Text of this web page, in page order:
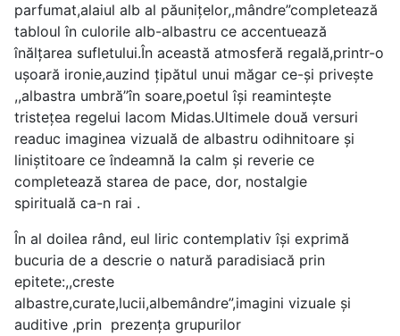
parfumat,alaiul alb al păunițelor,,mândre”completează
tabloul în culorile alb-albastru ce accentuează
înălțarea sufletului.În această atmosferă regală,printr-o
ușoară ironie,auzind țipătul unui măgar ce-și privește
,,albastra umbră”în soare,poetul își reamintește
tristețea regelui lacom Midas.Ultimele două versuri
readuc imaginea vizuală de albastru odihnitoare și
liniștitoare ce îndeamnă la calm și reverie ce
completează starea de pace, dor, nostalgie
spirituală ca-n rai .
În al doilea rând, eul liric contemplativ își exprimă
bucuria de a descrie o natură paradisiacă prin
epitete:,,creste
albastre,curate,lucii,albemândre”,imagini vizuale și
auditive ,prin prezența grupurilor